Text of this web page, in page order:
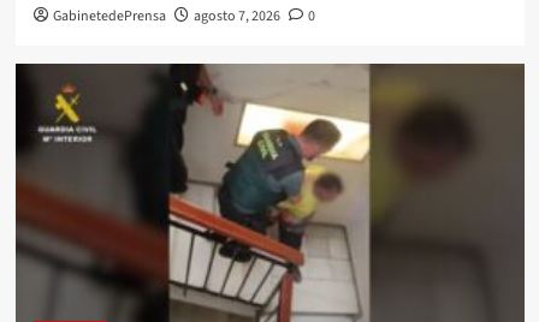
GabinetedePrensa agosto 7, 2026 0